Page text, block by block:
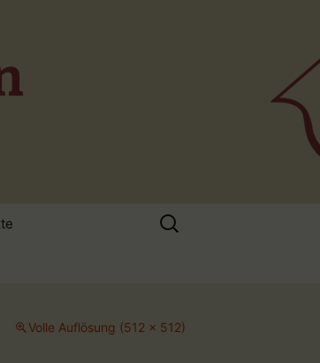
Suchen
nach:
Volle Auflösung (512 × 512)